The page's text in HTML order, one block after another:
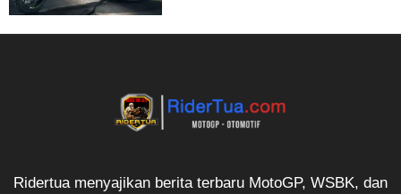
Ridertua menyajikan berita terbaru MotoGP, WSBK, dan